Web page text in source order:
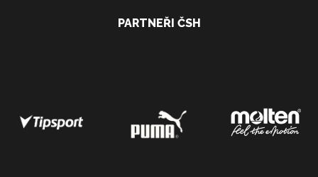
PARTNEŘI ČSH